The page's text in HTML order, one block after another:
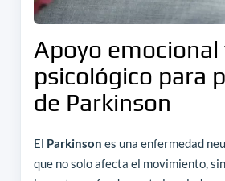
Apoyo emocional
psicológico para
de Parkinson
El Parkinson es una enfermedad
que no solo afecta el movimiento,